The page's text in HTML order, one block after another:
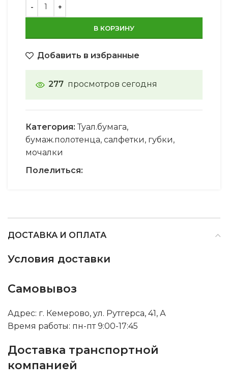
В КОРЗИНУ
Добавить в избранные
277 просмотров сегодня
Категория: Туал.бумага,
бумаж.полотенца, салфетки, губки,
мочалки
Полелиться:
ДОСТАВКА И ОПЛАТА
Условия доставки
Самовывоз
Адрес: г. Кемерово, ул. Рутгерса, 41, А
Время работы: пн-пт 9:00-17:45
Доставка транспортной
компанией